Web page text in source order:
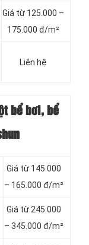
Giá từ 125.000 –
175.000 đ/m²
Liên hệ
bể bơi, bể
Giá từ 145.000
– 165.000 đ/m²
Giá từ 245.000
– 345.000 đ/m²